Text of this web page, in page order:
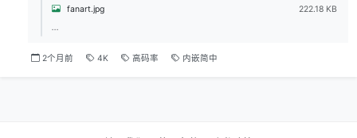
fanart.jpg
222.18 KB
...
2个月前 4K 高码率 内嵌简中